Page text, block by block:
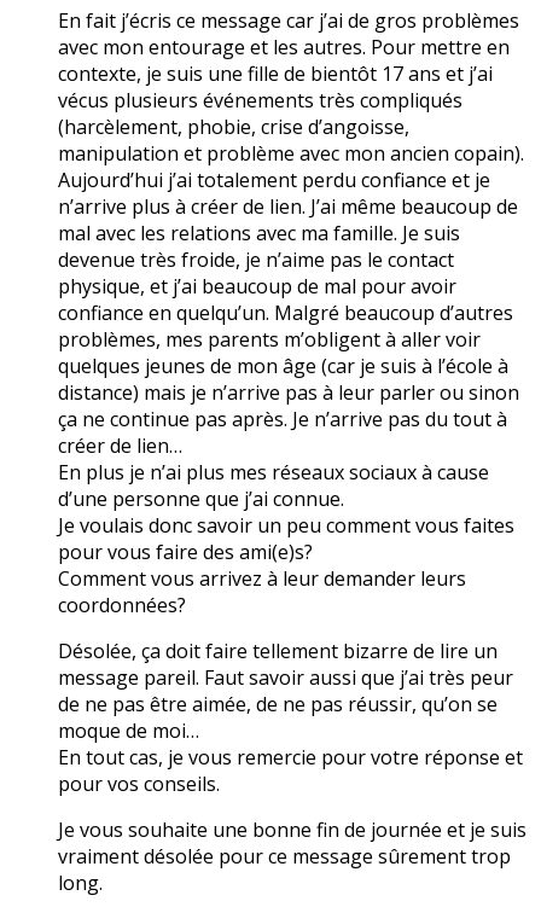
En fait j’écris ce message car j’ai de gros problèmes
avec mon entourage et les autres. Pour mettre en
contexte, je suis une fille de bientôt 17 ans et j’ai
vécus plusieurs événements très compliqués
(harcèlement, phobie, crise d’angoisse,
manipulation et problème avec mon ancien copain).
Aujourd’hui j’ai totalement perdu confiance et je
n’arrive plus à créer de lien. J’ai même beaucoup de
mal avec les relations avec ma famille. Je suis
devenue très froide, je n’aime pas le contact
physique, et j’ai beaucoup de mal pour avoir
confiance en quelqu’un. Malgré beaucoup d’autres
problèmes, mes parents m’obligent à aller voir
quelques jeunes de mon âge (car je suis à l’école à
distance) mais je n’arrive pas à leur parler ou sinon
ça ne continue pas après. Je n’arrive pas du tout à
créer de lien…
En plus je n’ai plus mes réseaux sociaux à cause
d’une personne que j’ai connue.
Je voulais donc savoir un peu comment vous faites
pour vous faire des ami(e)s?
Comment vous arrivez à leur demander leurs
coordonnées?
Désolée, ça doit faire tellement bizarre de lire un
message pareil. Faut savoir aussi que j’ai très peur
de ne pas être aimée, de ne pas réussir, qu’on se
moque de moi…
En tout cas, je vous remercie pour votre réponse et
pour vos conseils.
Je vous souhaite une bonne fin de journée et je suis
vraiment désolée pour ce message sûrement trop
long.